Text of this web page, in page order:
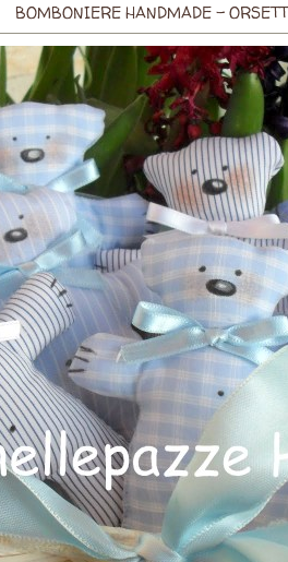
BOMBONIERE HANDMADE -